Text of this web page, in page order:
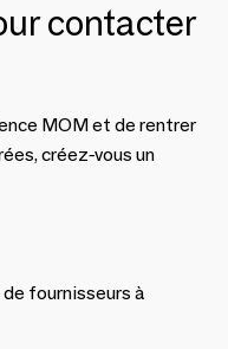
contacter
MOM et de rentrer
créez-vous un
fournisseurs à